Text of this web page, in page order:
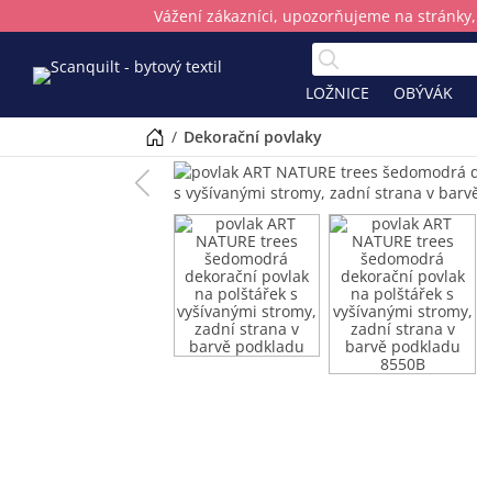
Vážení zákazníci, upozorňujeme na
LOŽNICE OBÝVÁK
/ dekorační povlaky